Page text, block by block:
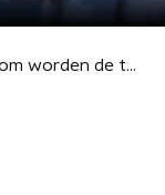
Waarom worden de tv-rechten voor het vrouwenvoetbal niet verkocht? (2 mei 2023)